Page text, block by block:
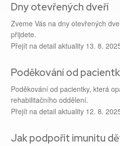
Dny otevřených dveří
Zveme Vás na dny otevřených
přijdete.
Přejít na detail aktuality 13. 8.
Poděkování od
Poděkování od pacientky, která
rehabilitačního oddělení.
Přejít na detail aktuality 12. 8.
Jak podpořit imunitu